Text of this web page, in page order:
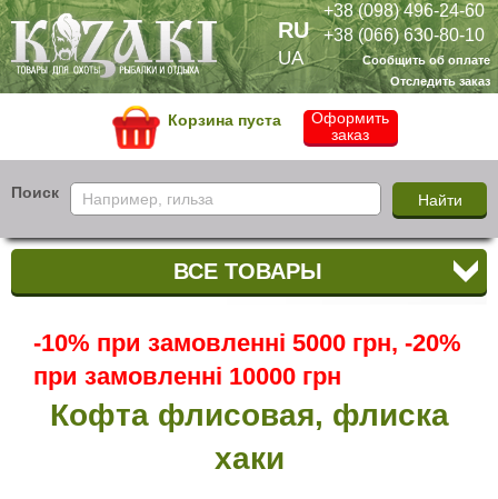
+38 (098) 496-24-60
+38 (066) 630-80-10
Сообщить об оплате
Отследить заказ
RU
UA
Корзина пуста
Оформить
заказ
Поиск
ВСЕ ТОВАРЫ
-10% при замовленні 5000 грн, -20%
при замовленні 10000 грн
Кофта флисовая, флиска
хаки